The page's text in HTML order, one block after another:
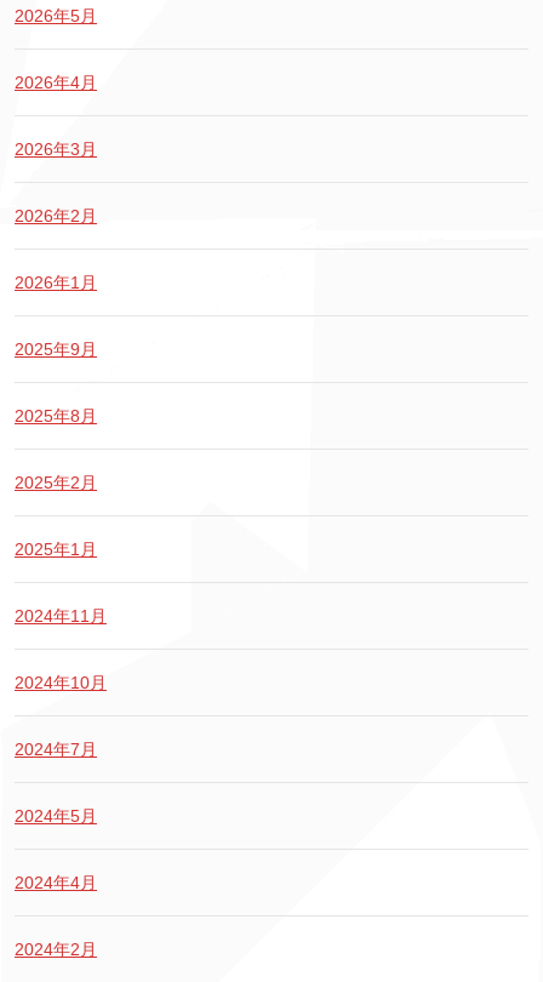
2026年5月
2026年4月
2026年3月
2026年2月
2026年1月
2025年9月
2025年8月
2025年2月
2025年1月
2024年11月
2024年10月
2024年7月
2024年5月
2024年4月
2024年2月